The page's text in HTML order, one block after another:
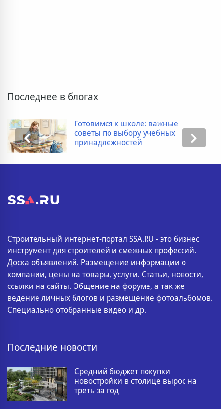
Последнее в блогах
Готовимся к школе: важные
советы по выбору учебных
принадлежностей
Строительный интернет-портал SSA.RU - это бизнес
инструмент для строителей и смежных профессий.
Доска объявлений. Размещение информации о
компании, цены на товары, услуги. Статьи, новости,
ссылки на сайты. Общение на форуме, а так же
ведение личных блогов и размещение фотоальбомов.
Специально отобранные видео и др..
Последние новости
Средний бюджет покупки
новостройки в столице вырос на
треть за год